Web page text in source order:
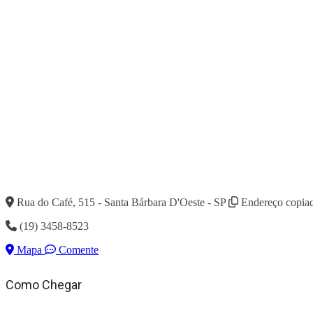
Rua do Café, 515 - Santa Bárbara D'Oeste - SP
Endereço
(19) 3458-8523
Mapa
Comente
Como Chegar